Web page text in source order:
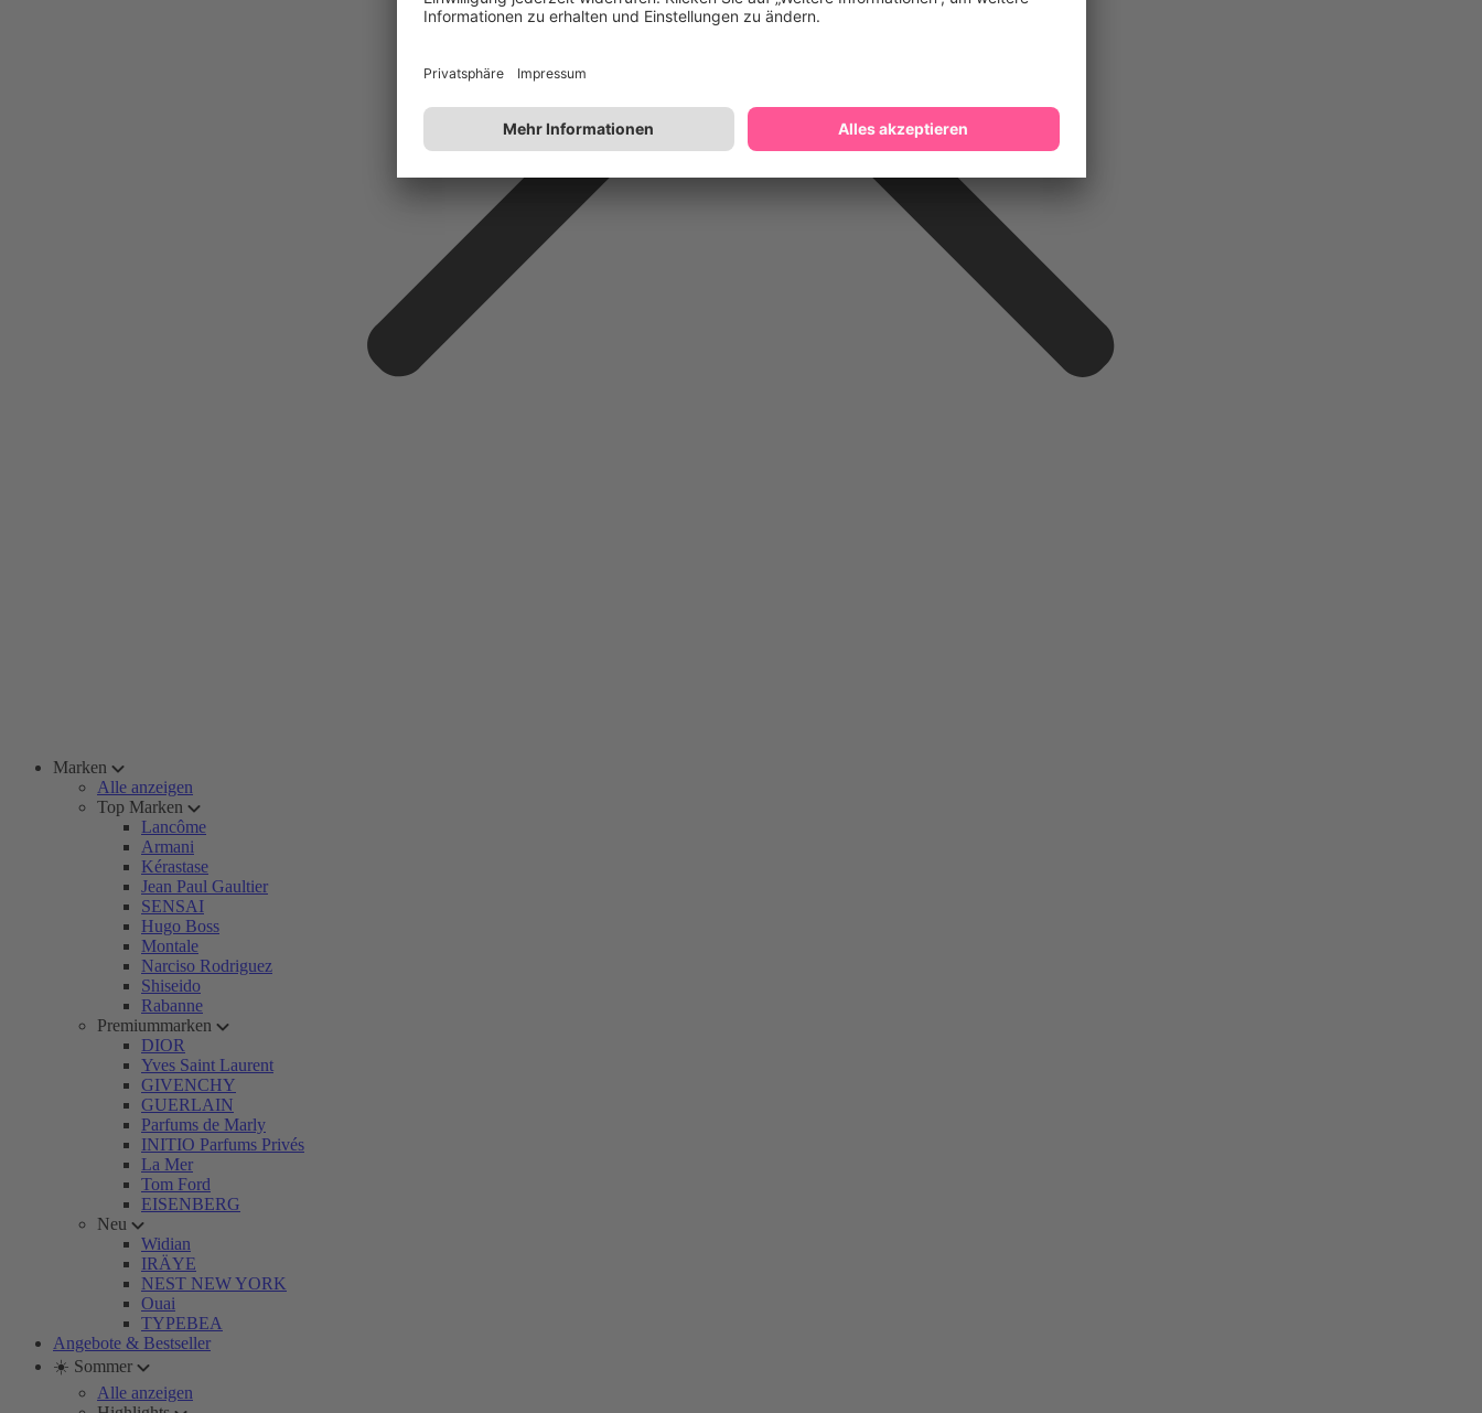
Marken
Alle anzeigen
Top Marken
Lancôme
Armani
Kérastase
Jean Paul Gaultier
SENSAI
Hugo Boss
Montale
Narciso Rodriguez
Shiseido
Rabanne
Premiummarken
DIOR
Yves Saint Laurent
GIVENCHY
GUERLAIN
Parfums de Marly
INITIO Parfums Privés
La Mer
Tom Ford
EISENBERG
Neu
Widian
IRÄYE
NEST NEW YORK
Ouai
TYPEBEA
Angebote & Bestseller
☀️ Sommer
Alle anzeigen